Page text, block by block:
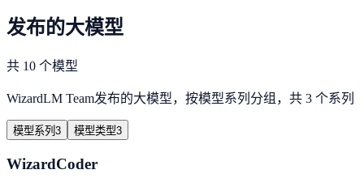
发布的大模型
共 10 个模型
WizardLM Team发布的大模型，按模型系列分组，共 3 个系列
模型系列 3 模型类型3
WizardCoder